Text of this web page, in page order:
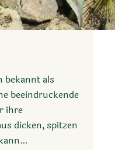
o
a
bekannt als
beeindruckende
ihre
dicken, spitzen